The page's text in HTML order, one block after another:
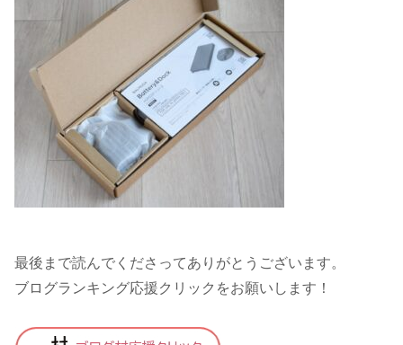
最後まで読んでくださってありがとうございます。
ブログランキング応援クリックをお願いします！